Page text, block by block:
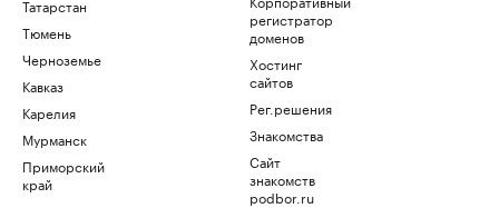
Татарстан
Тюмень
Черноземье
Кавказ
Карелия
Мурманск
Приморский
край
регистратор
доменов
Хостинг
сайтов
Рег.решения
Знакомства
Сайт
знакомств
podbor.ru